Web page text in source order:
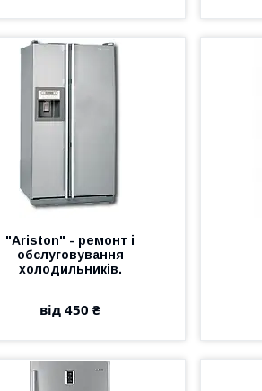
"Ariston" - ремонт і
обслуговування
холодильників.
від 450 ₴